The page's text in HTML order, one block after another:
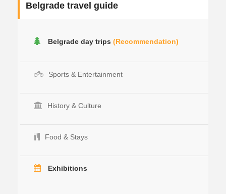
Belgrade travel guide
Belgrade day trips (Recommendation)
Sports & Entertainment
History & Culture
Food & Stays
Exhibitions